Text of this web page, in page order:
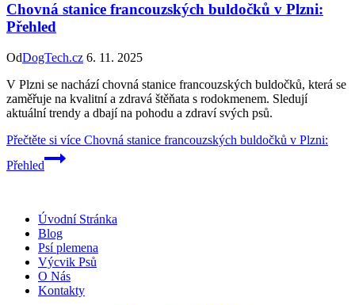
Chovná stanice francouzských buldočků v Plzni:
Přehled
OdDogTech.cz 6. 11. 2025
V Plzni se nachází chovná stanice francouzských buldočků, která se
zaměřuje na kvalitní a zdravá štěňata s rodokmenem. Sledují
aktuální trendy a dbají na pohodu a zdraví svých psů.
Přečtěte si více Chovná stanice francouzských buldočků v Plzni:
Přehled
Úvodní Stránka
Blog
Psí plemena
Výcvik Psů
O Nás
Kontakty